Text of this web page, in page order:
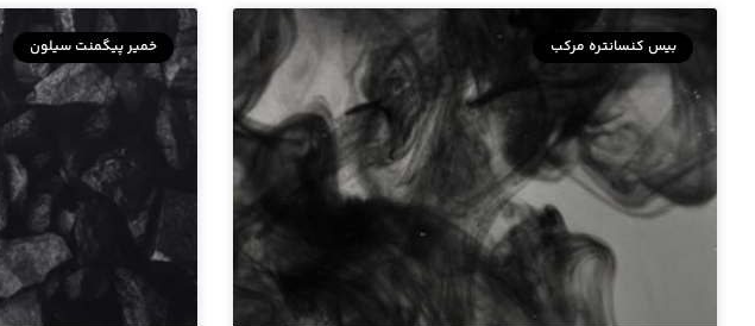
بیس کنسانتره مرکب خمیر پیگمنت سیلون